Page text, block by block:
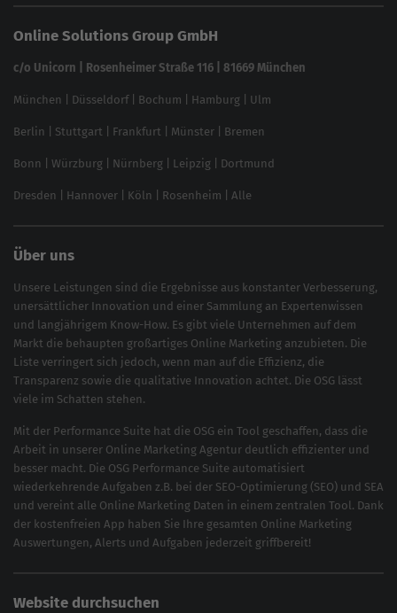
feed2content.ai
In ChatGPT gefunden werden
Linkbuilding 2025
Local SEO
SEO für Online Shops
Brand Monitoring 2025
Online Solutions Group GmbH
c/o Unicorn | Rosenheimer Straße 116 | 81669 München
München Düsseldorf| Bochum Hamburg Ulm
Berlin Stuttgart Frankfurt Münster Bremen
Bonn Würzburg Nürnberg Leipzig Dortmund
Dresden Hannover Köln Rosenheim Alle
Über uns
Unsere Leistungen sind die Ergebnisse aus konstanter Verbesserung,
unersättlicher Innovation und einer Sammlung an Expertenwissen
und langjährigem Know-How. Es gibt viele Unternehmen auf dem
Markt die behaupten großartiges Online Marketing anzubieten. Die
Liste verringert sich jedoch, wenn man auf die Effizienz, die
Transparenz sowie die qualitative Innovation achtet. Die OSG lässt
viele im Schatten stehen.
Mit der Performance Suite hat die OSG ein Tool geschaffen, dass die
Arbeit in unserer Online Marketing Agentur deutlich effizienter und
besser macht. Die OSG Performance Suite automatisiert
wiederkehrende Aufgaben z.B. bei der SEO-Optimierung (SEO) und SEA
und vereint alle Online Marketing Daten in einem zentralen Tool. Dank
der kostenfreien App haben Sie Ihre gesamten Online Marketing
Auswertungen, Alerts und Aufgaben jederzeit griffbereit!
Website durchsuchen